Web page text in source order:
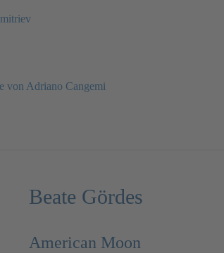
von Adriano Cangemi
Beate Gördes
American Moon